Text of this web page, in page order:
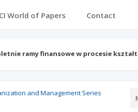
World of Papers Contact
ramy finansowe w procesie
and Management Series